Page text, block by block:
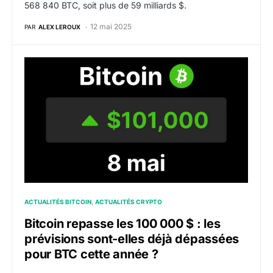
568 840 BTC, soit plus de 59 milliards $.
PAR ALEX LEROUX 12 mai 2025
Bitcoin repasse les 100 000 $ : les prévisions sont-
ACTUALITÉS BITCOIN ACTUALITÉS CRYPTO
Bitcoin repasse les 100 000 $ : les
prévisions sont-elles déjà dépassées
pour BTC cette année ?